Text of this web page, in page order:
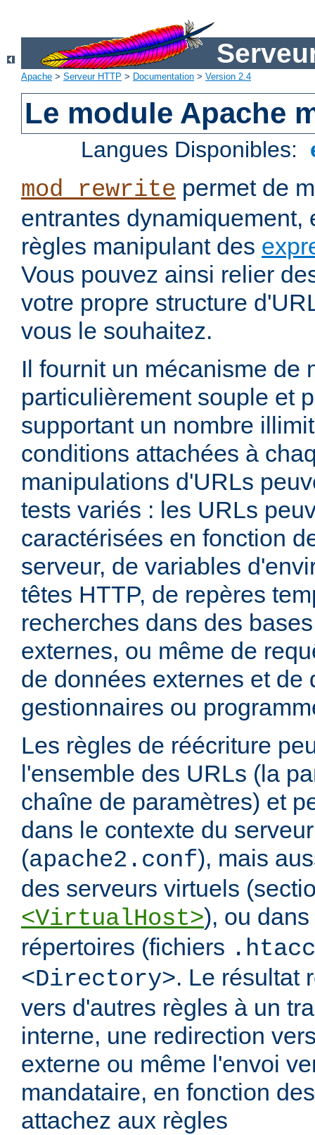
Apache > Serveur HTTP > Documentation > Version 2.4
Le module Apache
Langues Disponibles:
mod_rewrite permet de
entrantes dynamiquement,
règles manipulant des
Vous pouvez ainsi relier
votre propre structure
vous le souhaitez.
Il fournit un mécanisme de
particulièrement souple et
supportant un nombre
conditions attachées à
manipulations d'URLs
tests variés : les URLs
caractérisées en fonction
serveur, de variables
têtes HTTP, de repères
recherches dans des
externes, ou même de
de données externes et de
gestionnaires ou
Les règles de réécriture
l'ensemble des URLs (la
chaîne de paramètres) et
dans le contexte du
(apache2.conf), mais
des serveurs virtuels
<VirtualHost>), ou
répertoires (fichiers
<Directory>. Le résultat
vers d'autres règles à un
interne, une redirection
externe ou même l'envoi
mandataire, en fonction
attachez aux règles